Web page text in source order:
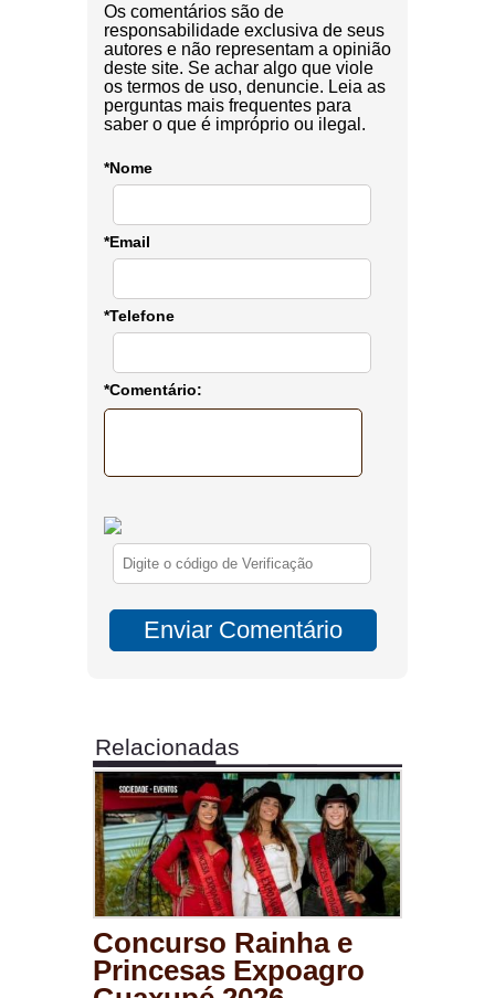
Os comentários são de
responsabilidade exclusiva de seus
autores e não representam a opinião
deste site. Se achar algo que viole
os termos de uso, denuncie. Leia as
perguntas mais frequentes para
saber o que é impróprio ou ilegal.
*Nome
*Email
*Telefone
*Comentário:
Relacionadas
Concurso Rainha e
Princesas Expoagro